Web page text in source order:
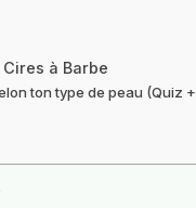
à Barbe
ton type de peau (Quiz +